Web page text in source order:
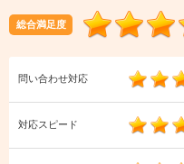
総合満足度
問い合わせ対応
対応スピード